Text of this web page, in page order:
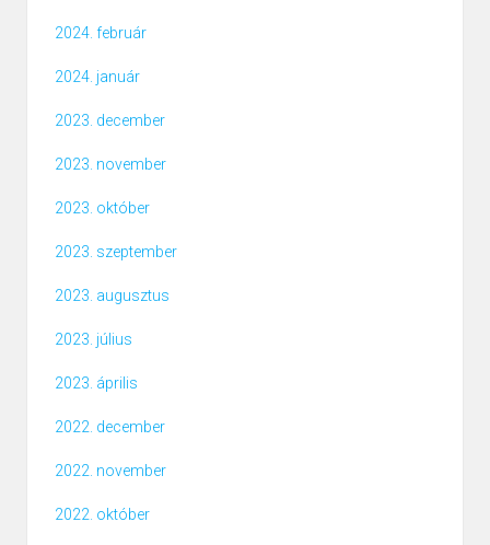
2024. február
2024. január
2023. december
2023. november
2023. október
2023. szeptember
2023. augusztus
2023. július
2023. április
2022. december
2022. november
2022. október